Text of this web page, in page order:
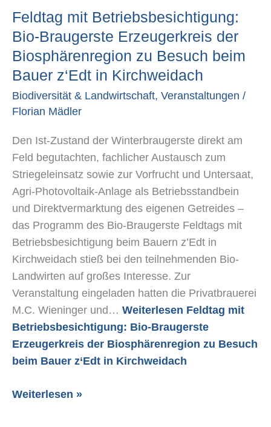
Feldtag mit Betriebsbesichtigung:
Bio-Braugerste Erzeugerkreis der
Biosphärenregion zu Besuch beim
Bauer z‘Edt in Kirchweidach
Biodiversität & Landwirtschaft, Veranstaltungen /
Florian Mädler
Den Ist-Zustand der Winterbraugerste direkt am
Feld begutachten, fachlicher Austausch zum
Striegeleinsatz sowie zur Vorfrucht und Untersaat,
Agri-Photovoltaik-Anlage als Betriebsstandbein
und Direktvermarktung des eigenen Getreides –
das Programm des Bio-Braugerste Feldtags mit
Betriebsbesichtigung beim Bauern z’Edt in
Kirchweidach stieß bei den teilnehmenden Bio-
Landwirten auf großes Interesse. Zur
Veranstaltung eingeladen hatten die Privatbrauerei
M.C. Wieninger und… Weiterlesen Feldtag mit
Betriebsbesichtigung: Bio-Braugerste
Erzeugerkreis der Biosphärenregion zu Besuch
beim Bauer z‘Edt in Kirchweidach
Bio-
Braugerste
Erzeugerkreis
Biosphärenregion
zu
Besuch
beim
Bauer
z‘Edt
in
Kirchweidach
Weiterlesen »